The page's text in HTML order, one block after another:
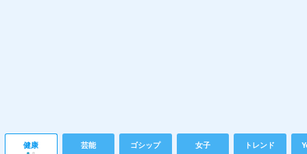
健康 芸能 ゴシップ 女子 トレンド